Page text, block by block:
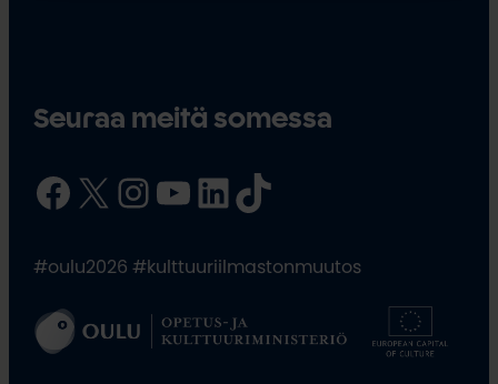
Seuraa meitä somessa
Facebook X InstagramYouTube LinkedIn TikTok
#oulu2026 #kulttuuriilmastonmuutos